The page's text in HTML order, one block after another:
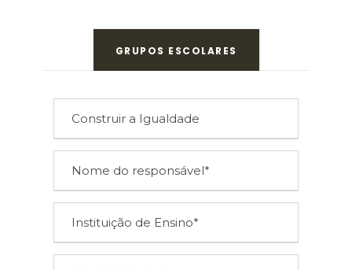
GRUPOS ESCOLARES